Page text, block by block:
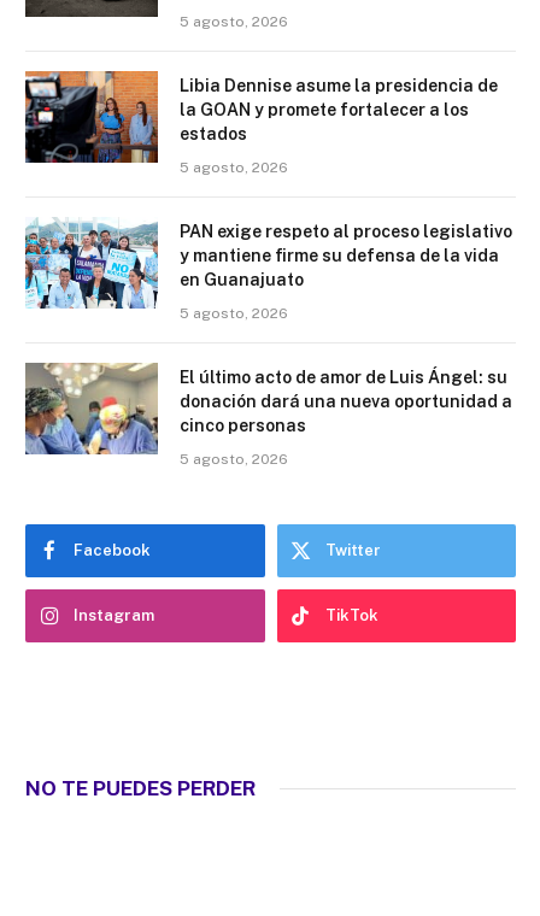
5 agosto, 2026
Libia Dennise asume la presidencia de
la GOAN y promete fortalecer a los
estados
5 agosto, 2026
PAN exige respeto al proceso legislativo
y mantiene firme su defensa de la vida
en Guanajuato
5 agosto, 2026
El último acto de amor de Luis Ángel: su
donación dará una nueva oportunidad a
cinco personas
5 agosto, 2026
Facebook Twitter
Instagram TikTok
NO TE PUEDES PERDER